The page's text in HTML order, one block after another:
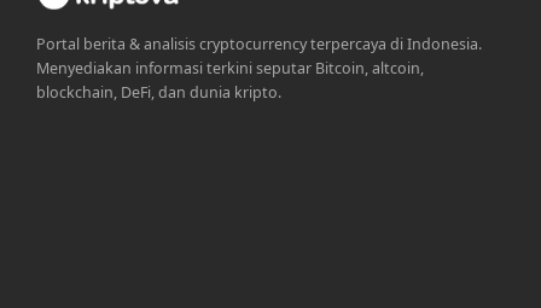
Portal berita & analisis cryptocurrency terpercaya di Indonesia.
Menyediakan informasi terkini seputar Bitcoin, altcoin,
blockchain, DeFi, dan dunia kripto.